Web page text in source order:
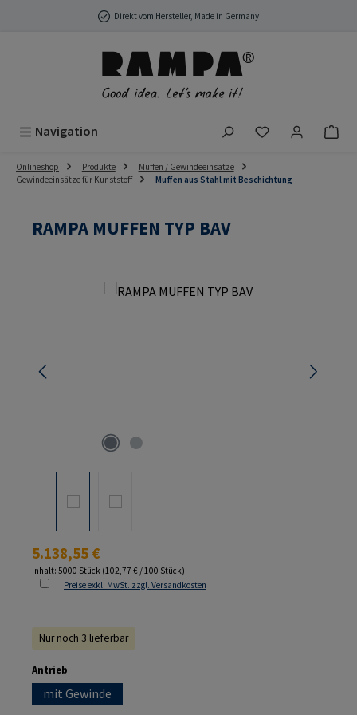
Zum Hauptinhalt springenDirekt vom Hersteller, Made in Germany
Navigation Du hast 0
Onlineshop Produkte
Muffen / Gewindeeinsätze
Gewindeeinsätze für Kunststoff
Muffen aus Stahl mit Beschichtung
RAMPA MUFFEN TYP BAV
Bildergalerie überspringen
Regulärer Preis:
5.138,55 €
Inhalt: 5000 Stück (102,77 € / 100 Stück)
Preise exkl. MwSt. zzgl. Versandkosten
Nur noch 3 lieferbar
Antrieb
mit Gewinde